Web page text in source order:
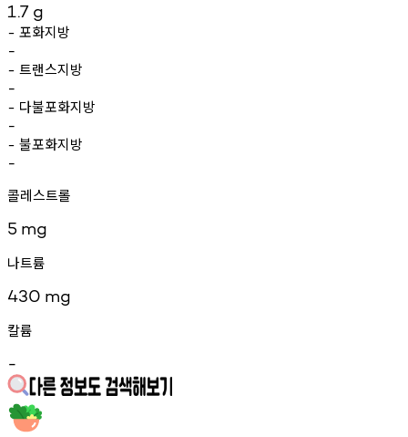
1.7 g
- 포화지방
-
- 트랜스지방
-
- 다불포화지방
-
- 불포화지방
-
콜레스트롤
5 mg
나트륨
430 mg
칼륨
-